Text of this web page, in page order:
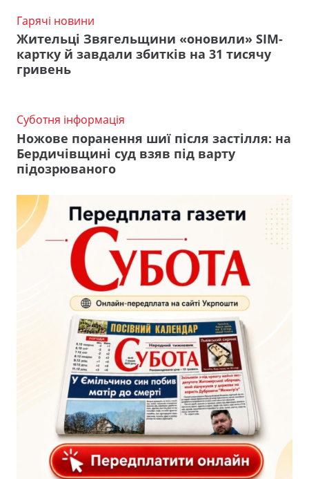
Гарячі новини
Жительці Звягельщини «оновили» SIM-
картку й завдали збитків на 31 тисячу
гривень
Суботня інформація
Ножове поранення шиї після застілля: на
Бердичівщині суд взяв під варту
підозрюваного